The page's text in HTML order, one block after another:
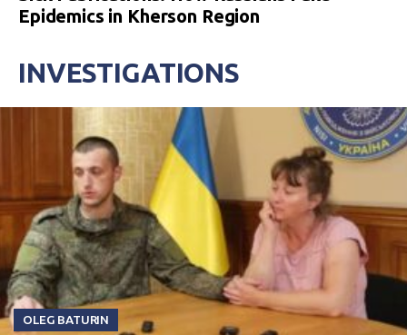
Epidemics in Kherson Region
INVESTIGATIONS
OLEG BATURIN